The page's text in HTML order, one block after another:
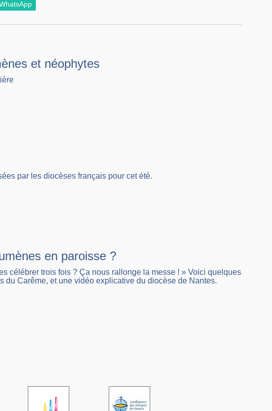
et néophytes
par les diocèses français pour cet été.
en paroisse ?
célébrer trois fois ? Ça nous rallonge la messe ! » Voici quelques
du Carême, et une vidéo explicative du diocèse de Nantes.